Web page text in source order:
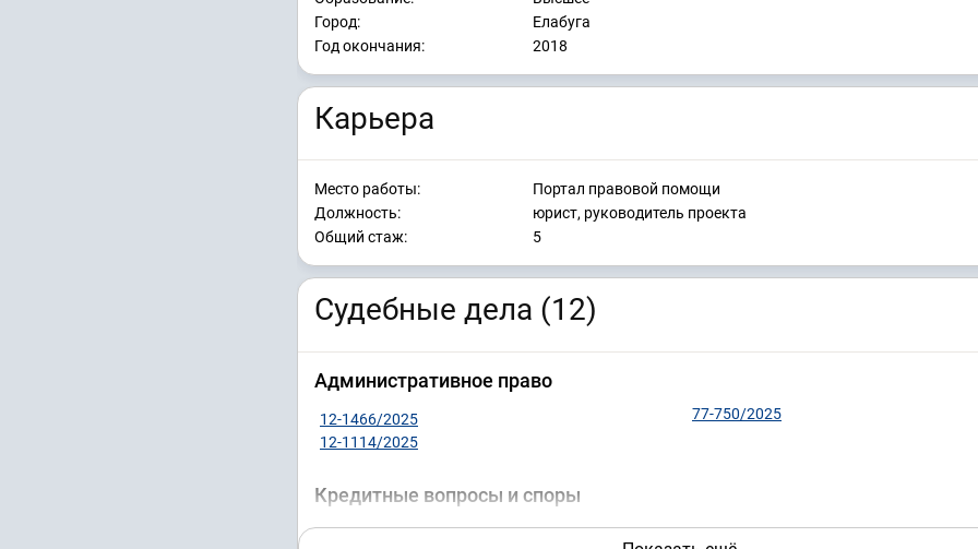
Город:
Елабуга
Год окончания:
2018
Карьера
Место работы:
Портал правовой помощи
Должность:
юрист, руководитель проекта
Общий стаж:
5
Судебные дела (12)
Административное право
12-1466/2025
12-1114/2025
77-750/2025
Кредитные вопросы и споры
33-11279/2025
2-2379/2024